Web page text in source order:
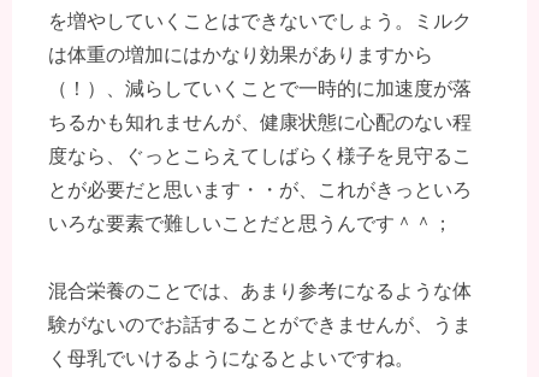
を増やしていくことはできないでしょう。ミルク
は体重の増加にはかなり効果がありますから
（！）、減らしていくことで一時的に加速度が落
ちるかも知れませんが、健康状態に心配のない程
度なら、ぐっとこらえてしばらく様子を見守るこ
とが必要だと思います・・が、これがきっといろ
いろな要素で難しいことだと思うんです＾＾；
混合栄養のことでは、あまり参考になるような体
験がないのでお話することができませんが、うま
く母乳でいけるようになるとよいですね。